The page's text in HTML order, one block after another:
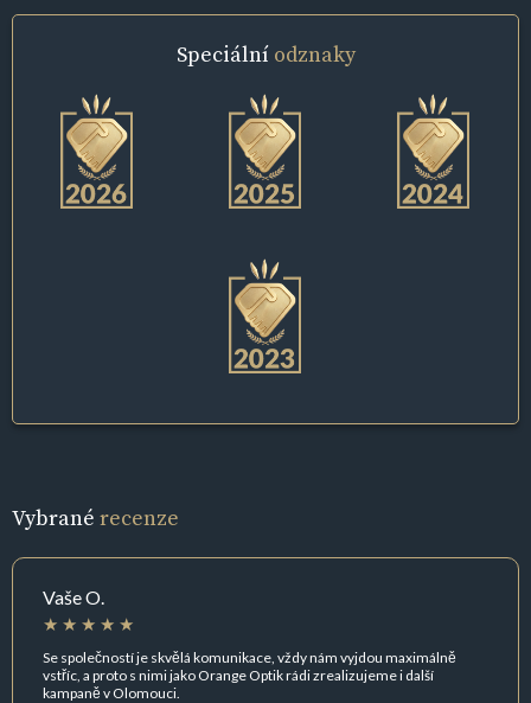
Speciální odznaky
Vybrané recenze
Vaše O.
Se společností je skvělá komunikace, vždy nám vyjdou maximálně
vstříc, a proto s nimi jako Orange Optik rádi zrealizujeme i další
kampaně v Olomouci.